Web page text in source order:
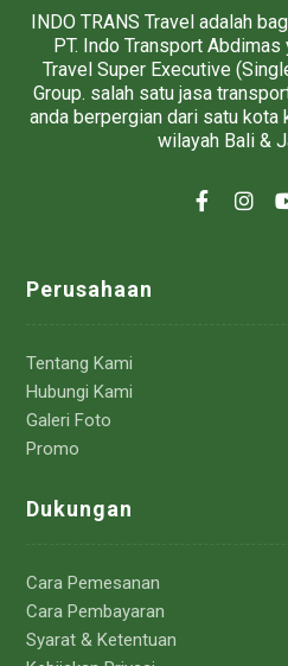
INDO TRANS Travel adalah
PT. Indo Transport
Travel Super Executive
Group. salah satu jasa
anda berpergian dari satu kota
wilayah Bali &
Perusahaan
Tentang Kami
Hubungi Kami
Galeri Foto
Promo
Dukungan
Cara Pemesanan
Cara Pembayaran
Syarat & Ketentuan